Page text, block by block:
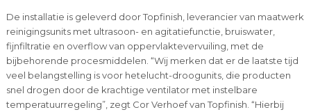
De installatie is geleverd door Topfinish, leverancier van maatwerk
reinigingsunits met ultrasoon- en agitatiefunctie, bruiswater,
fijnfiltratie en overflow van oppervlaktevervuiling, met de
bijbehorende procesmiddelen. “Wij merken dat er de laatste tijd
veel belangstelling is voor hetelucht-droogunits, die producten
snel drogen door de krachtige ventilator met instelbare
temperatuurregeling”, zegt Cor Verhoef van Topfinish. “Hierbij